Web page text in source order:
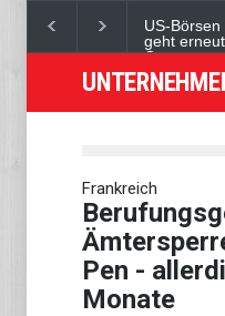
US-
geht
Vier Tote bei
de Janeiro
Frankreich
Pen -
Monate